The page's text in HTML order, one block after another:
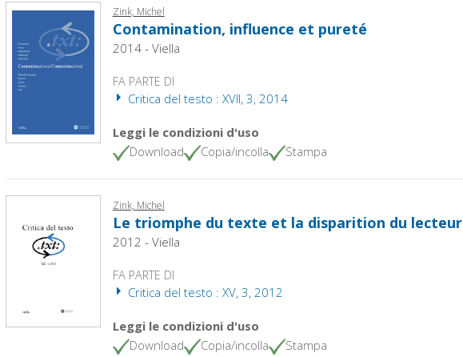
Zink, Michel
Contamination, influence et pureté
2014 - Viella
FA PARTE DI
Critica del testo : XVII, 3, 2014
Leggi le condizioni d'uso
Download
Copia/incolla Stampa
Zink, Michel
Le triomphe du texte et la disparition du lecteur
2012 - Viella
FA PARTE DI
Critica del testo : XV, 3, 2012
Leggi le condizioni d'uso
Download
Copia/incolla Stampa